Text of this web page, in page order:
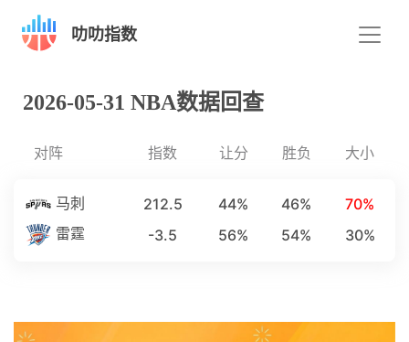
叻叻指数
2026-05-31 NBA数据回查
对阵 指数 让分 胜负 大小
马刺
雷霆
212.5
-3.5
44%
56%
46%
54%
70%
30%